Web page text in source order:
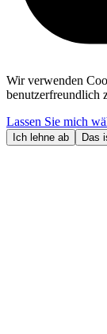
Wir verwenden
benutzerfreundlich
Lassen Sie mich
Ich lehne ab Das